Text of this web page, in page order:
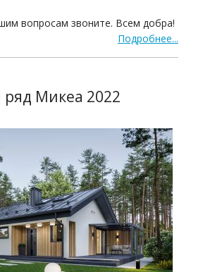
вопросам звоните. Всем добра!
Подробнее...
Микеа 2022